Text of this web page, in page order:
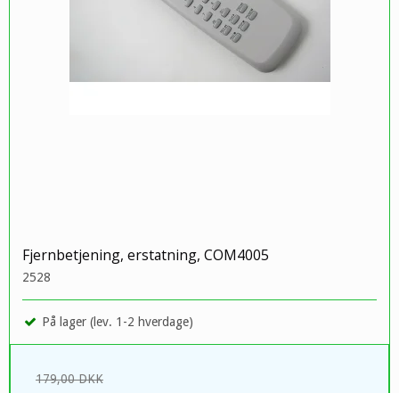
Fjernbetjening, erstatning, COM4005
2528
På lager (lev. 1-2 hverdage)
179,00 DKK